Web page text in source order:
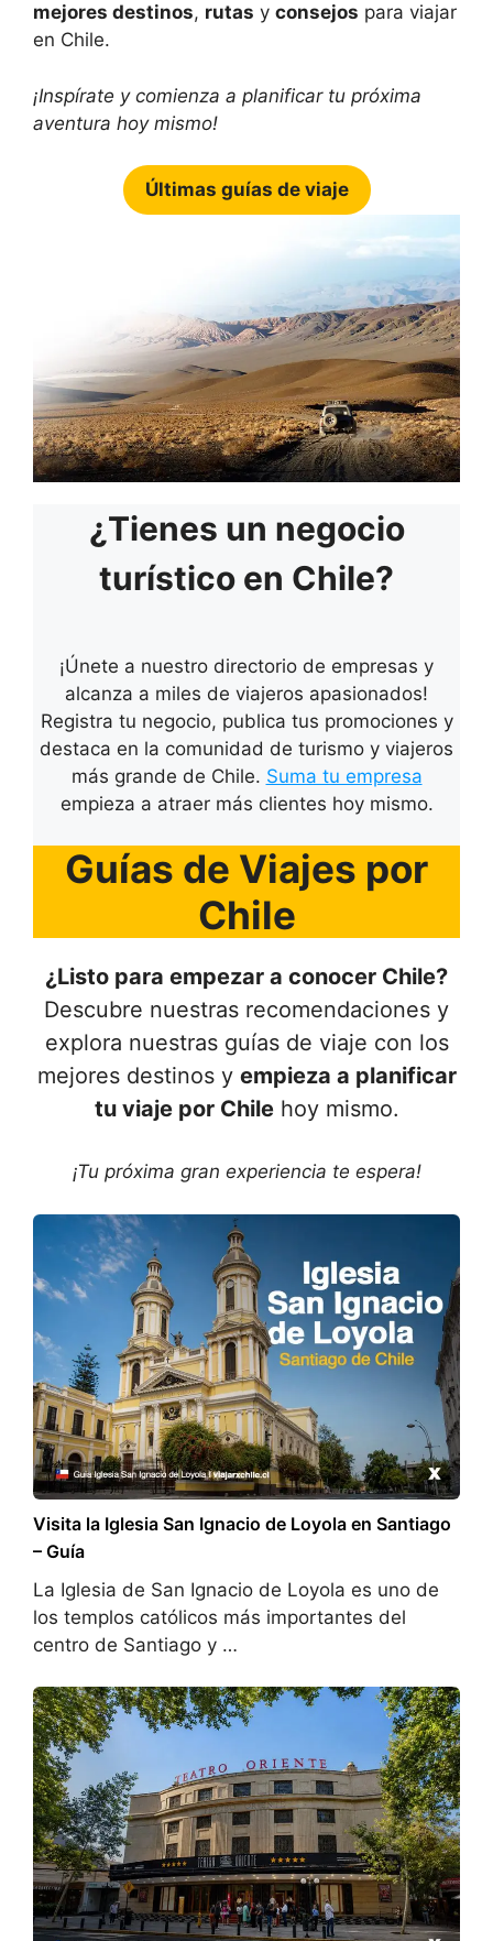
mejores destinos, rutas y consejos para viajar
en Chile.
¡Inspírate y comienza a planificar tu próxima
aventura hoy mismo!
Últimas guías de viaje
¿Tienes un negocio
turístico en Chile?
¡Únete a nuestro directorio de empresas y
alcanza a miles de viajeros apasionados!
Registra tu negocio, publica tus promociones y
destaca en la comunidad de turismo y viajeros
más grande de Chile. Suma tu empresa
empieza a atraer más clientes hoy mismo.
Guías de Viajes por
Chile
¿Listo para empezar a conocer Chile?
Descubre nuestras recomendaciones y
explora nuestras guías de viaje con los
mejores destinos y empieza a planificar
tu viaje por Chilehoy mismo.
¡Tu próxima gran experiencia te espera!
Visita la Iglesia San Ignacio de Loyola en Santiago
– Guía
La Iglesia de San Ignacio de Loyola es uno de
los templos católicos más importantes del
centro de Santiago y …